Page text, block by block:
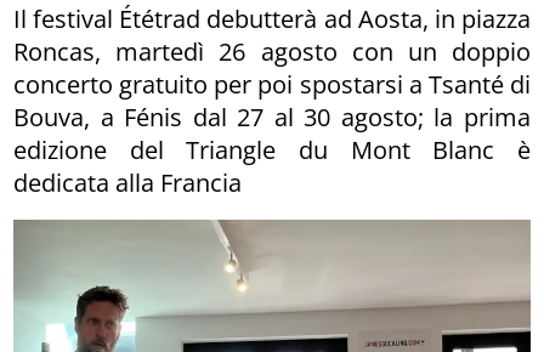
Il festival Ététrad debutterà ad Aosta, in piazza
Roncas, martedì 26 agosto con un doppio
concerto gratuito per poi spostarsi a Tsanté di
Bouva, a Fénis dal 27 al 30 agosto; la prima
edizione del Triangle du Mont Blanc è
dedicata alla Francia